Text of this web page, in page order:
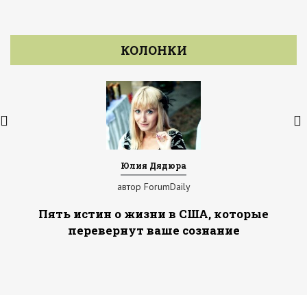
КОЛОНКИ
Юлия Дядюра
автор ForumDaily
Пять истин о жизни в США, которые
перевернут ваше сознание